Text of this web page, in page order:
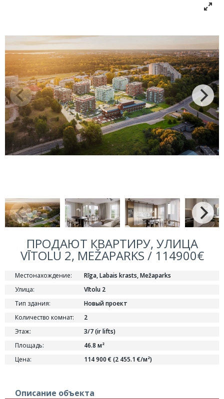
ПРОДАЮТ КВАРТИРУ, УЛИЦА
VĪTOLU 2, MEŽAPARKS / 114900€
Местонахождение:
Rīga, Labais krasts, Mežaparks
Улица:
Vītolu 2
Тип здания:
Новый проект
Количество комнат:
2
Этаж:
3/7 (ir lifts)
Площадь:
46.8 м²
Цена:
114 900 € (2 455.1 €/м²)
Описание объекта